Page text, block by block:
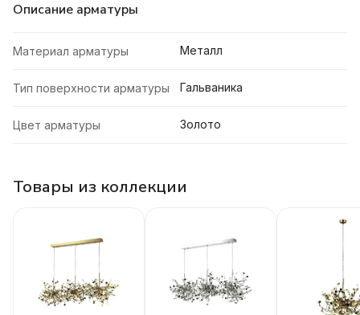
Описание арматуры
Материал арматуры Металл
Тип поверхности арматуры Гальваника
Цвет арматуры Золото
Товары из коллекции